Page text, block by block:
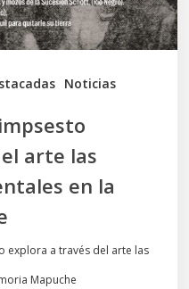
Noticias
arte las
en la
explora a través del arte las
Mapuche